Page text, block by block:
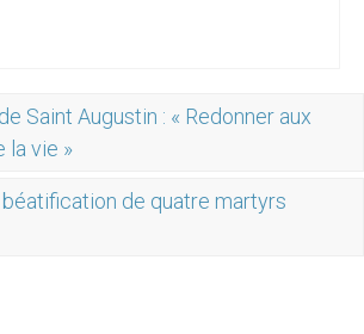
Saint Augustin : « Redonner aux
la vie »
béatification de quatre martyrs